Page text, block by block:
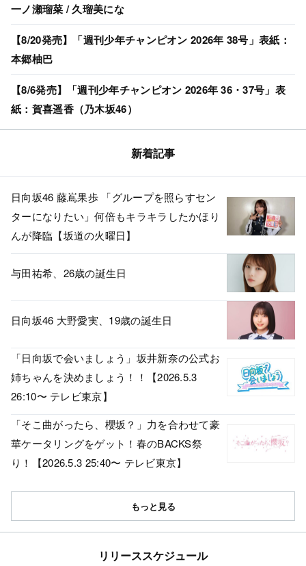
一ノ瀬瑠菜 / 久瑠美にな
【8/20発売】「週刊少年チャンピオン 2026年 38号」表紙：
本郷柚巴
【8/6発売】「週刊少年チャンピオン 2026年 36・37号」表
紙：賀喜遥香（乃木坂46）
新着記事
日向坂46 藤嶌果歩 「グループを照らすセン
ターになりたい」何倍もキラキラしたかほり
んが降臨【坂道の火曜日】
与田祐希、26歳の誕生日
日向坂46 大野愛実、19歳の誕生日
「日向坂で会いましょう」坂井新奈の公式お
姉ちゃんを決めましょう！！【2026.5.3
26:10〜 テレビ東京】
「そこ曲がったら、櫻坂？」力を合わせて豪
華ケータリングをゲット！春のBACKS祭
り！【2026.5.3 25:40〜 テレビ東京】
もっと見る
リリーススケジュール